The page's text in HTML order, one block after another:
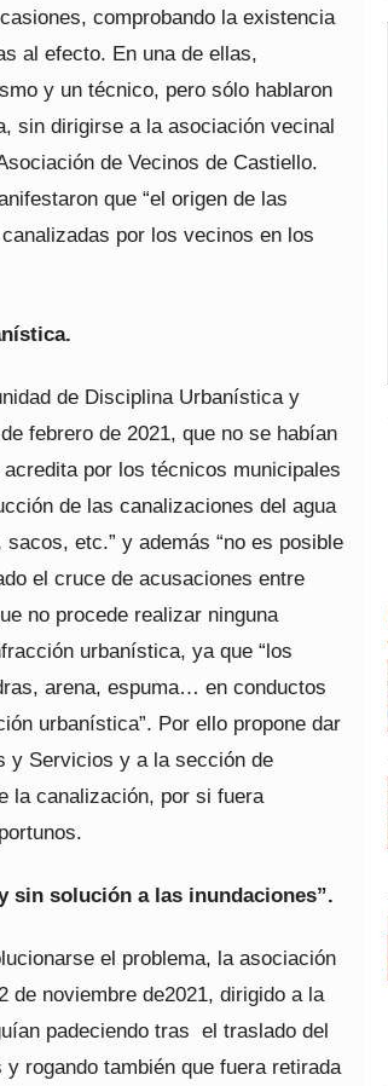
comprobando la existencia
al efecto. En una de ellas,
y un técnico, pero sólo hablaron
sin dirigirse a la asociación vecinal
de Vecinos de Castiello.
que “el origen de las
por los vecinos en los
de Disciplina Urbanística y
febrero de 2021, que no se habían
por los técnicos municipales
de las canalizaciones del agua
etc.” y además “no es posible
el cruce de acusaciones entre
no procede realizar ninguna
urbanística, ya que “los
arena, espuma… en conductos
urbanística”. Por ello propone dar
y Servicios y a la sección de
la canalización, por si fuera
sin solución a las inundaciones”.
el problema, la asociación
noviembre de2021, dirigido a la
padeciendo tras el traslado del
rogando también que fuera retirada